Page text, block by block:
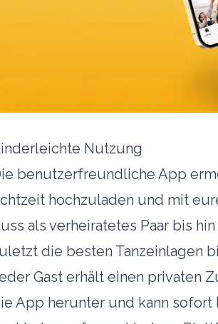
Nutzung
benutzerfreundliche App
hochzuladen und mit
als verheiratetes Paar bis
die besten Tanzeinlagen
Gast erhält einen privaten
App herunter und kann